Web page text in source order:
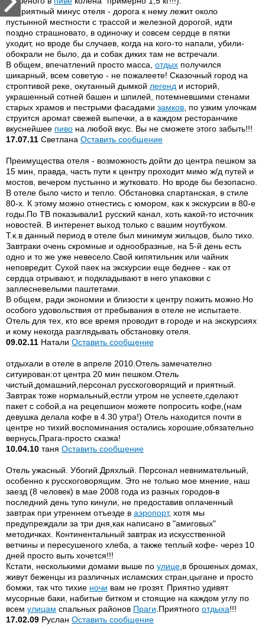
Неприятный минус отеля - дорога к нему лежит около
пустынной местности с трассой и железной дорогой, идти
поздно страшновато, в одиночку и совсем сердце в пятки
уходит, но вроде бы случаев, когда на кого-то напали, убили-
обокрали не было, да и собак диких там не встречали.
В общем, впечатлений просто масса, отдых получился
шикарный, всем советую - не пожалеете! Сказочный город на
строптивой реке, окутанный дымкой легенд и историй,
украшенный сотней башен и шпилей, потемневшими стенами
старых храмов и пестрыми фасадами замков , по узким улочкам
струится аромат свежей выпечки, а в каждом ресторанчике
вкуснейшее пиво на любой вкус. Вы не сможете этого забыть!!!
17.07.11 Светлана Оставить сообщение
Преимущества отеля - возможность дойти до центра пешком за
15 мин, правда, часть пути к центру проходит мимо ж/д путей и
мостов, вечером пустынно и жутковато. Но вроде бы безопасно.
В отеле было чисто и тепло. Обстановка спартанская, в стиле
80-х. К этому можно отнестись с юмором, как к экскурсии в 80-е
годы.По ТВ показывали1 русский канал, хоть какой-то источник
новостей. В интеренет выход только с вашим ноутбуком.
Т.к.в данный период в отеле был минимум жильцов, было тихо.
Завтраки очень скромные и однообразные, на 5-й день есть
одно и то же уже невесело.Свой кипятильник или чайник
неповредит. Сухой паек на экскурсии еще беднее - как от
сердца отрывают, и подкладывают в него упаковки с
заплесневелыми паштетами.
В общем, ради экономии и близости к центру пожить можно.Но
особого удовольствия от пребывания в отеле не испытаете.
Отель для тех, кто все время проводит в городе и на экскурсиях
и кому некогда разглядывать обстановку отеля.
09.02.11 Натали Оставить сообщение
отдыхали в отеле в апреле 2010.Отель замечателно
ситуирован:от центра 20 мин пешком.Отель
чистый,домашний,персонал русскоговорящий и приятный.
Завтрак тоже нормальный,естли утром не успеете,сделают
пакет с собой,а на рецепшион можете попросить кофе,(нам
девушка делала кофе в 4.30 утра!) Отель находится почти в
центре но тихий.воспоминания остались хорошие,обязательно
вернусь,Прага-просто сказка!
10.04.10 таня Оставить сообщение
Отель ужасный. Убогий.Дряхлый. Персонал невнимательный,
особенно к русскоговорящим. Это не только мое мнение, наш
заезд (8 человек) в мае 2008 года из разных городов-в
последний день тупо кинули, не предоставив оплаченный
завтрак при утреннем отъезде в аэропорт, хотя мы
предупреждали за три дня,как написано в "амиговых"
методичках. Континентальный завтрак из искусственной
ветчины и пересушеного хлеба, а также теплый кофе- через 10
дней просто выть хочется!!!
Кстати, несколькими домами выше по улице ,в брошеных домах,
живут беженцы из различных исламских стран,цыгане и просто
бомжи, так что тихие ночи вам не грозят. Приятно удивят
мусорные баки, набитые битком и стоящие на каждом углу по
всем улицам спальных районов Праги .Приятного отдыха!!!
17.02.09 Руслан Оставить сообщение